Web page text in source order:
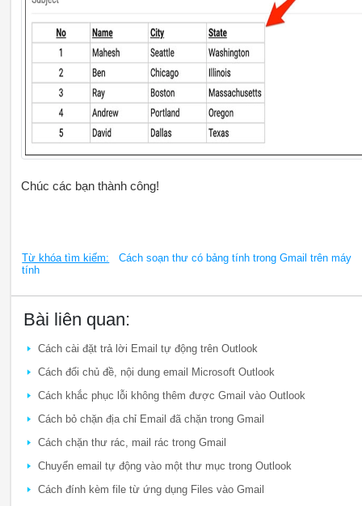
Chúc các bạn thành công!
Từ khóa tìm kiếm: Cách soạn thư có bảng tính trong Gmail trên máy
tính
Bài liên quan:
Cách cài đặt trả lời Email tự động trên Outlook
Cách đổi chủ đề, nội dung email Microsoft Outlook
Cách khắc phục lỗi không thêm được Gmail vào Outlook
Cách bỏ chặn địa chỉ Email đã chặn trong Gmail
Cách chặn thư rác, mail rác trong Gmail
Chuyển email tự động vào một thư mục trong Outlook
Cách đính kèm file từ ứng dụng Files vào Gmail